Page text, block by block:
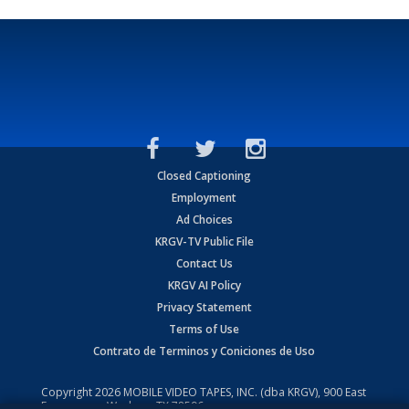
Closed Captioning
Employment
Ad Choices
KRGV-TV Public File
Contact Us
KRGV AI Policy
Privacy Statement
Terms of Use
Contrato de Terminos y Coniciones de Uso
Copyright2026 MOBILE VIDEO TAPES, INC. (dba KRGV), 900 East